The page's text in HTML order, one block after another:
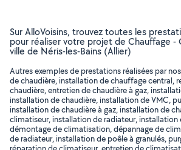
Sur AlloVoisins, trouvez toutes les
pour réaliser votre projet de Chauffage -
ville de Néris-les-Bains (Allier)
Autres exemples de prestations réalisées par
de chaudière, installation de chauffage central,
chaudière, entretien de chaudière à gaz,
installation de chaudière, installation de VMC,
installation de chaudière à gaz, installation de
climatiseur, installation de radiateur,
démontage de climatisation, dépannage de
de radiateur, installation de poêle à granulés,